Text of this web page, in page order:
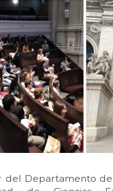
del Departamento de